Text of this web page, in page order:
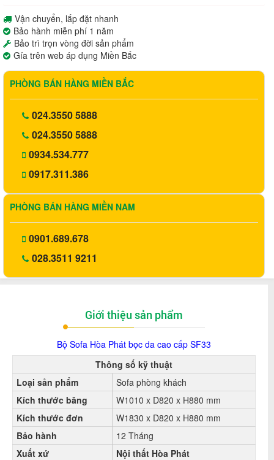
Vận chuyển, lắp đặt nhanh
Bảo hành miễn phí 1 năm
Bảo trì trọn vòng đời sản phẩm
Gía trên web áp dụng Miền Bắc
PHÒNG BÁN HÀNG MIỀN BẮC
024.3550 5888
024.3550 5888
0934.534.777
0917.311.386
PHÒNG BÁN HÀNG MIỀN NAM
0901.689.678
028.3511 9211
Giới thiệu sản phẩm
Bộ Sofa Hòa Phát bọc da cao cấp SF33
Thông số kỹ thuật
Loại sản phẩm
Sofa phòng khách
Kích thước băng
W1010 x D820 x H880 mm
Kích thước đơn
W1830 x D820 x H880 mm
Bảo hành
12 Tháng
Xuất xứ
Nội thất Hòa Phát